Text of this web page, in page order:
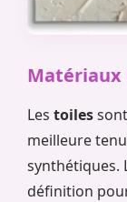
Matériaux
Les toiles
meilleure
synthétiques.
définition